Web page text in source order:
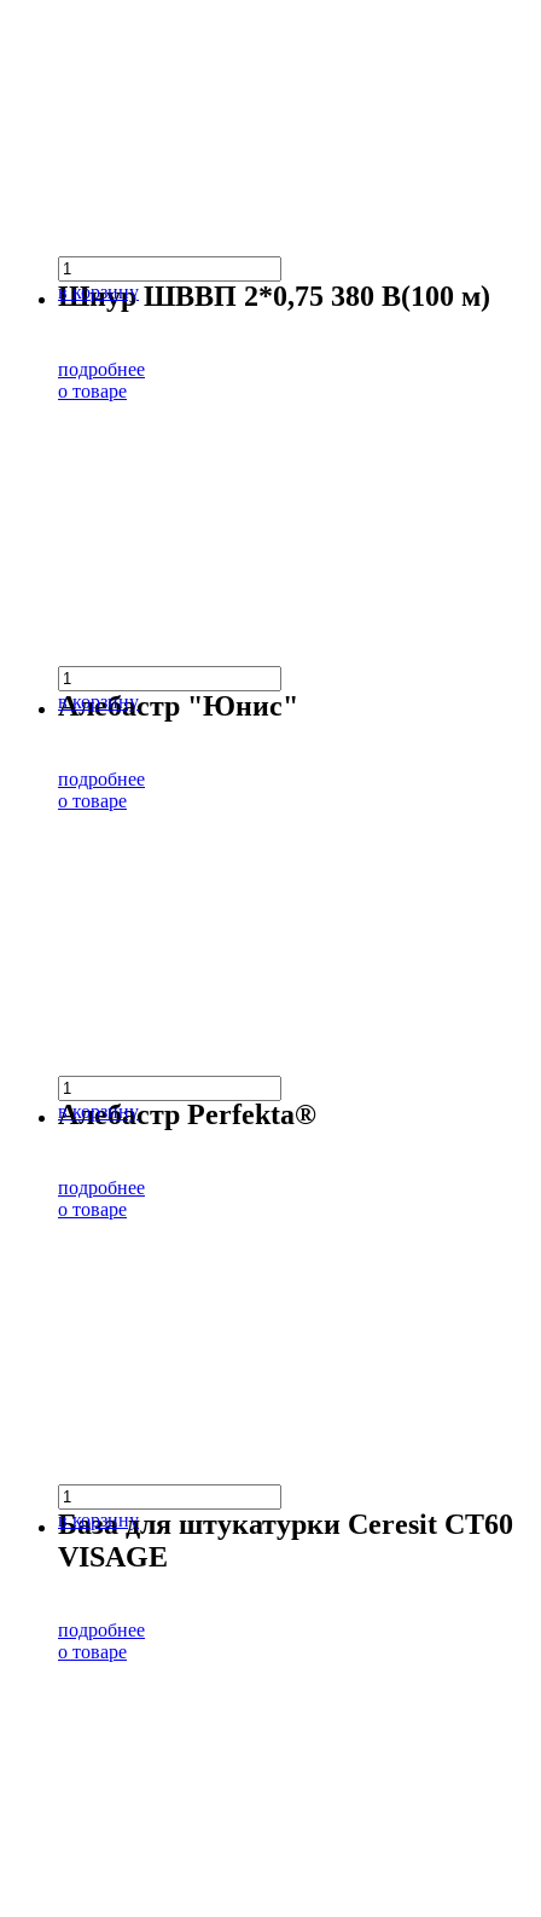
в корзину
Шнур ШВВП 2*0,75 380 В(100 м)
подробнее
о товаре
в корзину
Алебастр "Юнис"
подробнее
о товаре
в корзину
Алебастр Perfekta®
подробнее
о товаре
в корзину
База для штукатурки Ceresit CT60
VISAGE
подробнее
о товаре